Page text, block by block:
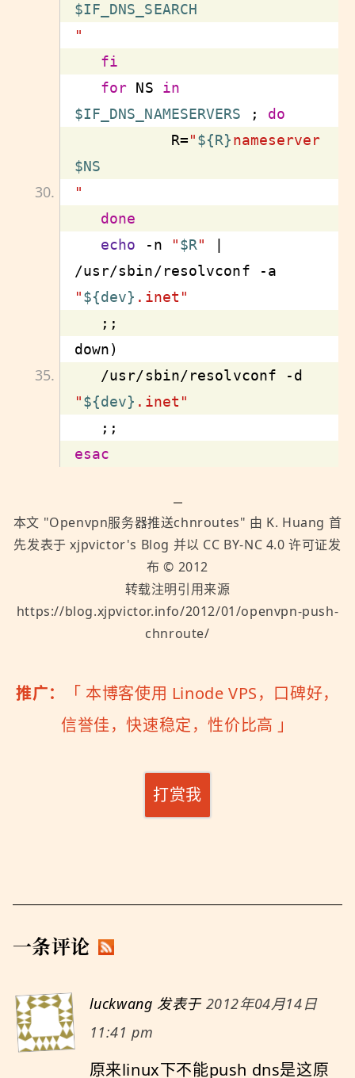
$IF_DNS_SEARCH
"
fi
for NS in
$IF_DNS_NAMESERVERS ; do
           R=
"${R}
$NS
"
done
echo -n "$R"
/usr/sbin/resolvconf
-a
"${dev} .inet"
   /usr/sbin/resolvconf
-d
"${dev} .inet"
esac
本文 "Openvpn服务器推送chnroutes" 由 K. Huang 首
先发表于xjpvictor's Blog 并以 CC BY-NC 4.0 许可证发
布 © 2012
转载注明引用来源
https://blog.xjpvictor.info/2012/01/openvpn-push-
chnroute/
推广： 「 本博客使用 Linode VPS，口碑好，
信誉佳，快速稳定，性价比高 」
打赏我
一条评论
luckwang 发表于 2012年04月14日
11:41 pm
原来linux下不能push dns是这原